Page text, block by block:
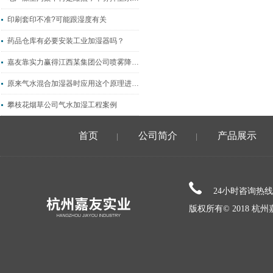
印刷套印不准?可能跟湿度有关
药品仓库有必要安装工业加湿器吗？
嘉友靠实力赢得江西某集团公司喷雾降温降尘工程
原来气水混合加湿器时应用这个原理进行作业的
攀枝花烟草公司气水加湿工程案例
首页 公司简介 产品展示
24小时咨询热
版权所有© 2018 杭州